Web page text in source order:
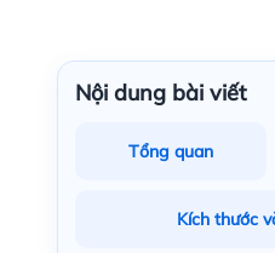
Nội dung bài viết
Tổng quan
Kích thước